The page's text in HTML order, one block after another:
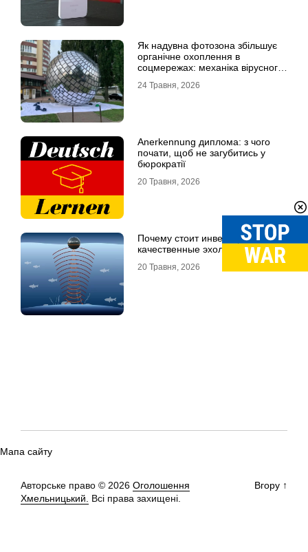
Як надувна фотозона збільшує
органічне охоплення в
соцмережах: механіка вірусного
24 Травня, 2026
Anerkennung диплома: з чого
почати, щоб не загубитись у
бюрократії
20 Травня, 2026
Почему стоит инвестировать в
качественные эхолоты
20 Травня, 2026
Мапа сайту
Авторське право © 2026 Оголошення
Хмельницький. Всі права захищені.
Вгору ↑